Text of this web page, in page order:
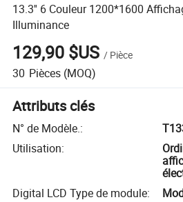
13.3'' 6 Couleur 1200*1600
Illuminance
129,90 $US / Pièce
30 Pièces (MOQ)
Attributs clés
N° de Modèle.:
Utilisation:
Digital LCD Type de module: